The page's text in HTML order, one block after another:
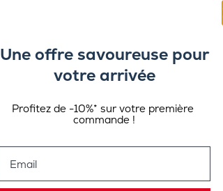
Une offre savoureuse pour
votre arrivée
Profitez de -10%* sur votre première
commande !